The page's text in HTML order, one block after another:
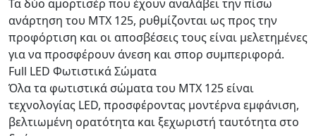
Τα δύο αμορτισέρ που έχουν αναλάβει την πίσω
ανάρτηση του ΜΤΧ 125, ρυθμίζονται ως προς την
προφόρτιση και οι αποσβέσεις τους είναι μελετημένες
για να προσφέρουν άνεση και σπορ συμπεριφορά.
Full LED Φωτιστικά Σώματα
Όλα τα φωτιστικά σώματα του MTX 125 είναι
τεχνολογίας LED, προσφέροντας μοντέρνα εμφάνιση,
βελτιωμένη ορατότητα και ξεχωριστή ταυτότητα στο